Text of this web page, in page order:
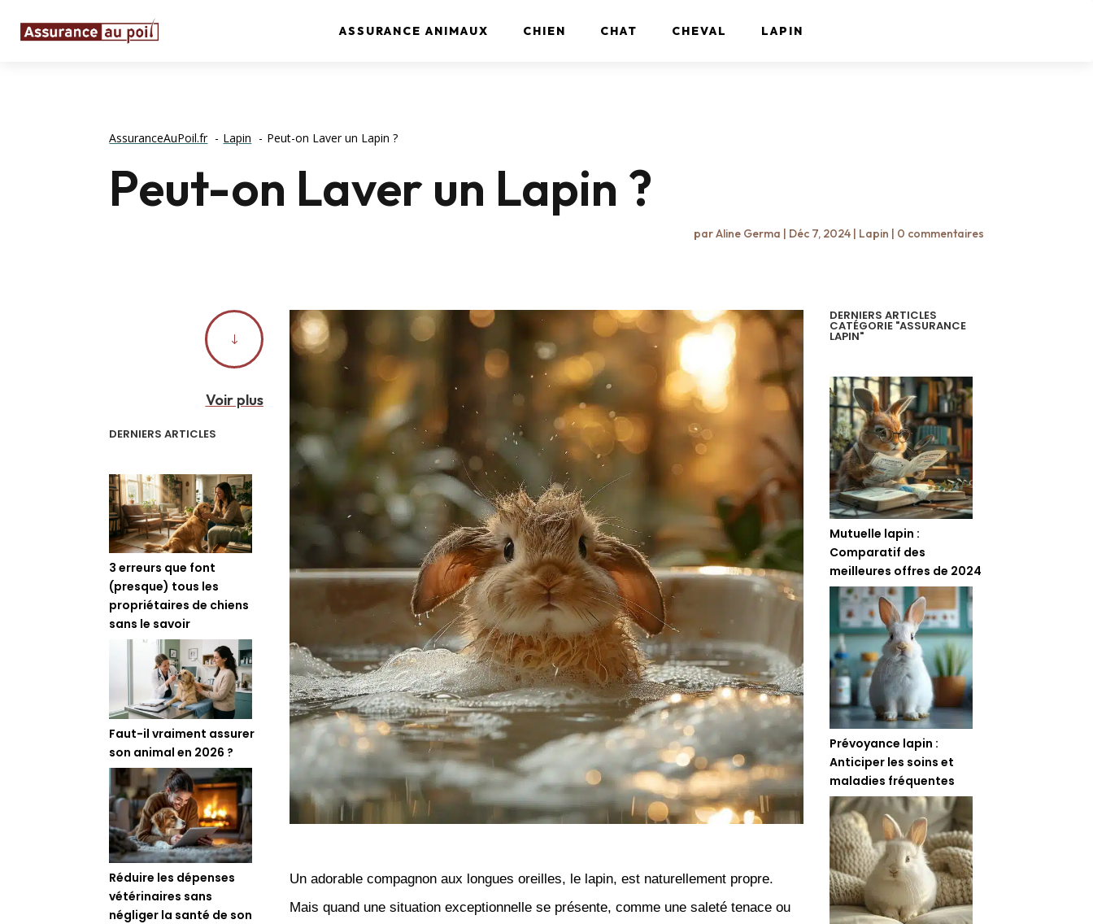
ASSURANCE ANIMAUX CHIEN CHAT CHEVAL LAPIN
AssuranceAuPoil.fr Lapin Peut-on Laver un Lapin ?
Peut-on Laver un Lapin ?
parAline Germa | Déc 7, 2024| Lapin | 0 commentaires
"
Voir plus
DERNIERS ARTICLES
3 erreurs que font
(presque) tous les
propriétaires de chiens
sans le savoir
Faut-il vraiment assurer
son animal en 2026 ?
Réduire les dépenses
vétérinaires sans
négliger la santé de son
Un adorable compagnon aux longues oreilles, le lapin, est naturellement propre.
Mais quand une situation exceptionnelle se présente, comme une saleté tenace ou
DERNIERS ARTICLES
CATÉGORIE "ASSURANCE
LAPIN"
Mutuelle lapin :
Comparatif des
meilleures offres de 2024
Prévoyance lapin :
Anticiper les soins et
maladies fréquentes